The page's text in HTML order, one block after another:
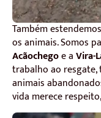
Também
os animais. Somos
Acãochegoe aVira-
trabalho ao
animais
vida merece